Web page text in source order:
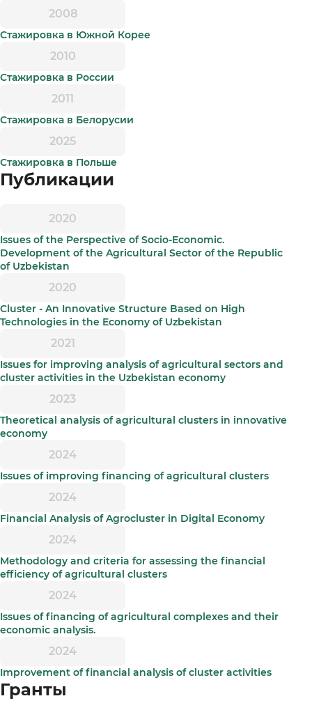
2008
Стажировка в Южной Корее
2010
Стажировка в России
2011
Стажировка в Белорусии
2025
Стажировка в Польше
Публикации
2020
Issues of the Perspective of Socio-Economic.
Development of the Agricultural Sector of the Republic
of Uzbekistan
2020
Cluster - An Innovative Structure Based on High
Technologies in the Economy of Uzbekistan
2021
Issues for improving analysis of agricultural sectors and
cluster activities in the Uzbekistan economy
2023
Theoretical analysis of agricultural clusters in innovative
economy
2024
Issues of improving financing of agricultural clusters
2024
Financial Analysis of Agrocluster in Digital Economy
2024
Methodology and criteria for assessing the financial
efficiency of agricultural clusters
2024
Issues of financing of agricultural complexes and their
economic analysis.
2024
Improvement of financial analysis of cluster activities
Гранты